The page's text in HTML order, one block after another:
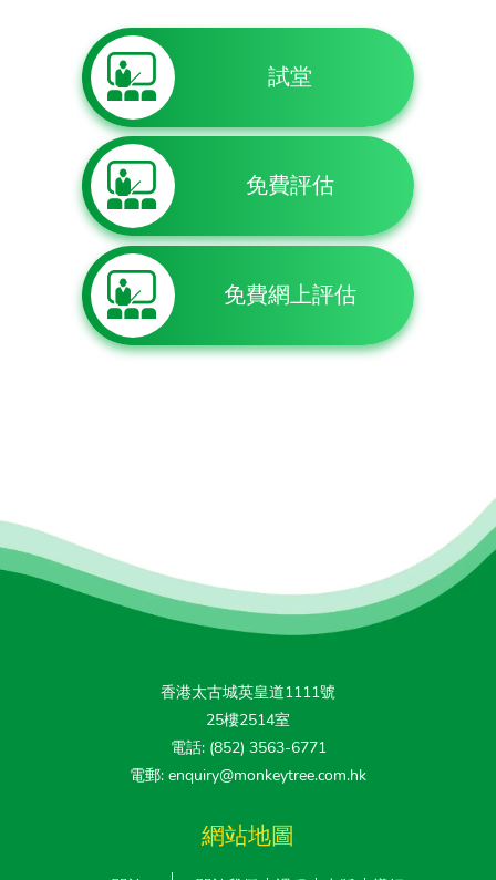
試堂
免費評估
免費網上評估
香港太古城英皇道1111號
25樓2514室
電話: (852) 3563-6771
電郵: enquiry@monkeytree.com.hk
網站地圖